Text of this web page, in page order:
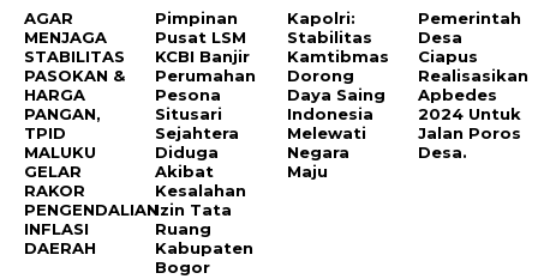
AGAR
MENJAGA
STABILITAS
PASOKAN &
HARGA
PANGAN,
TPID
MALUKU
GELAR
RAKOR
PENGENDALIAN
INFLASI
DAERAH
Pimpinan
Pusat LSM
KCBI Banjir
Perumahan
Pesona
Situsari
Sejahtera
Diduga
Akibat
Kesalahan
Izin Tata
Ruang
Kabupaten
Bogor
Kapolri:
Stabilitas
Kamtibmas
Dorong
Daya Saing
Indonesia
Melewati
Negara
Maju
Pemerintah
Desa
Ciapus
Realisasikan
Apbedes
2024 Untuk
Jalan Poros
Desa.